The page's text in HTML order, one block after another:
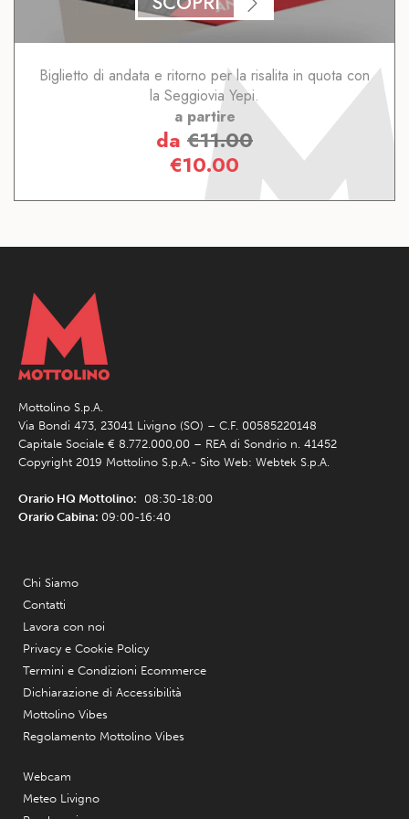
Biglietto di andata e ritorno per la risalita in quota con
la Seggiovia Yepi.
a partire
da €11.00
€10.00
Mottolino S.p.A.
Via Bondi 473, 23041 Livigno (SO) – C.F. 00585220148
Capitale Sociale € 8.772.000,00 – REA di Sondrio n. 41452
Copyright 2019 Mottolino S.p.A.- Sito Web: Webtek S.p.A.
Orario HQ Mottolino: 08:30-18:00
Orario Cabina: 09:00-16:40
Chi Siamo
Contatti
Lavora con noi
Privacy e Cookie Policy
Termini e Condizioni Ecommerce
Dichiarazione di Accessibilità
Mottolino Vibes
Regolamento Mottolino Vibes
Webcam
Meteo Livigno